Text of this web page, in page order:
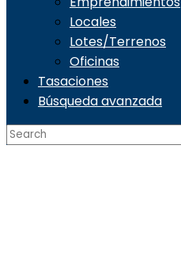
Locales
Lotes/Terrenos
Oficinas
Tasaciones
Búsqueda avanzada